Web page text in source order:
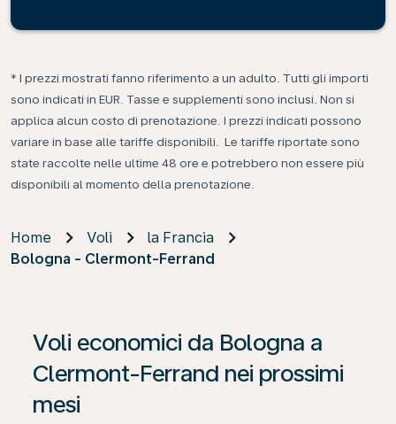
* I prezzi mostrati fanno riferimento a un adulto. Tutti gli importi
sono indicati in EUR. Tasse e supplementi sono inclusi. Non si
applica alcun costo di prenotazione. I prezzi indicati possono
variare in base alle tariffe disponibili. Le tariffe riportate sono
state raccolte nelle ultime 48 ore e potrebbero non essere più
disponibili al momento della prenotazione.
Home Voli
la Francia
Bologna - Clermont-Ferrand
Voli economici da Bologna a
Clermont-Ferrand nei prossimi
mesi
Se non trova risultati, faccia clic su “Cerca le offerte”